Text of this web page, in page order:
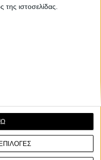
ιστοσελίδας.διάθεση στην